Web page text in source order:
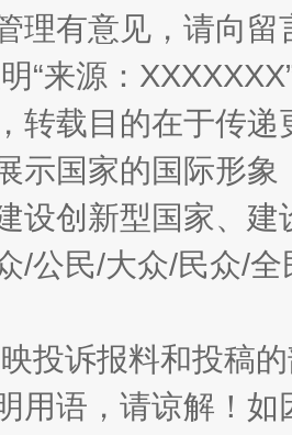
、麦地、白藏房 除
理有意见，请向
“来源：
转载目的在于传
示国家的国际形
设创新型国家、
/公民/大众/民众/
投诉报料和投稿
用语，请谅解！